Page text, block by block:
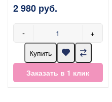
2 980 руб.
- +
Купить
Заказать в 1 клик